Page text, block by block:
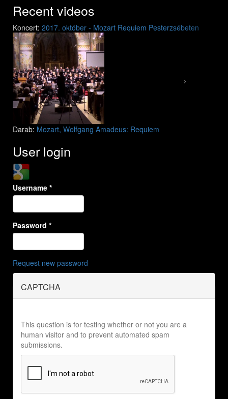
Recent videos
Koncert: 2017. október - Mozart Requiem Pesterzsébeten
Mozart: Requiem
Mozart: Requiem
Darab: Mozart, Wolfgang Amadeus: Requiem
Previous Next
User login
Login with Google
Username *
Password *
Request new password
CAPTCHA
This question is for testing whether or not you are a
human visitor and to prevent automated spam
submissions.